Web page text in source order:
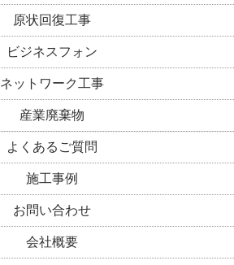
原状回復工事
ビジネスフォン
ネットワーク工事
産業廃棄物
よくあるご質問
施工事例
お問い合わせ
会社概要